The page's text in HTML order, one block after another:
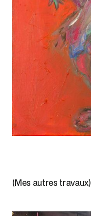
(Mes autres travaux)